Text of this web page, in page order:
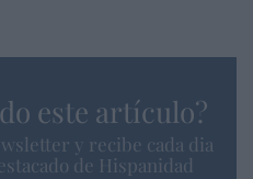
este artículo?
y recibe cada dia
de Hispanidad